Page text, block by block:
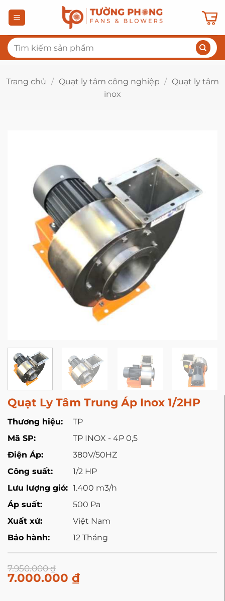
qua
dung
Tìm
kiếm:
Trang chủ / Quạt ly tâm công nghiệp / Quạt ly tâm
inox
Quạt Ly Tâm Trung Áp Inox 1/2HP
Thương hiệu:
TP
Mã SP:
TP INOX - 4P 0,5
Điện Áp:
380V/50HZ
Công suất:
1/2 HP
Lưu lượng gió: 1.400 m3/h
Áp suất:
500 Pa
Xuất xứ:
Việt Nam
Bảo hành:
12 Tháng
7.950.000₫
7.000.000 ₫